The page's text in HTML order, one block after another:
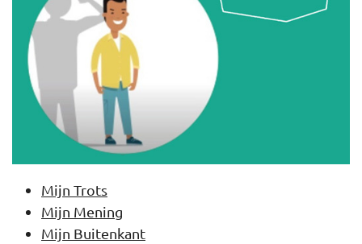
Mijn Trots
Mijn Mening
Mijn Buitenkant